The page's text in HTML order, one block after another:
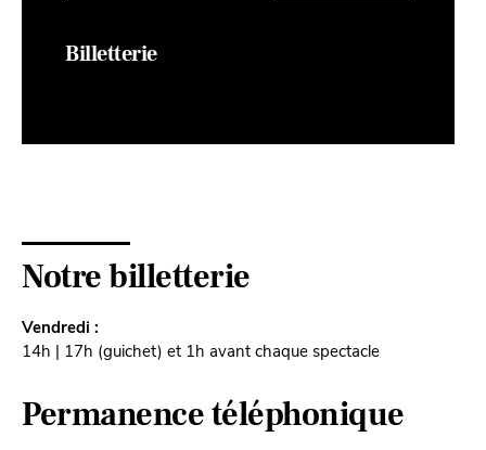
Billetterie
Notre billetterie
Vendredi :
14h | 17h (guichet) et 1h avant chaque spectacle
Permanence téléphonique